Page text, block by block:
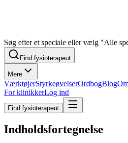
Søg efter et speciale eller vælg "Alle
Find fysioterapeut
Mere
VærktøjerStyrkeøvelserOrdbogBlog
For klinikkerLog ind
Find fysioterapeut
Indholdsfortegnelse